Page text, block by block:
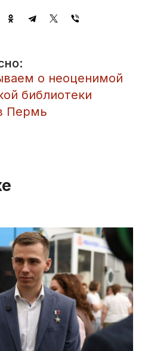
о неоценимой
библиотеки
Пермь